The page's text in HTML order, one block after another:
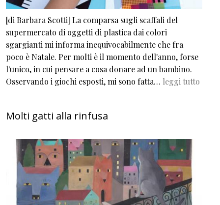
[di Barbara Scotti] La comparsa sugli scaffali del
supermercato di oggetti di plastica dai colori
sgargianti mi informa inequivocabilmente che fra
poco è Natale. Per molti è il momento dell'anno, forse
l'unico, in cui pensare a cosa donare ad un bambino.
Osservando i giochi esposti, mi sono fatta… leggi tutto
Molti gatti alla rinfusa